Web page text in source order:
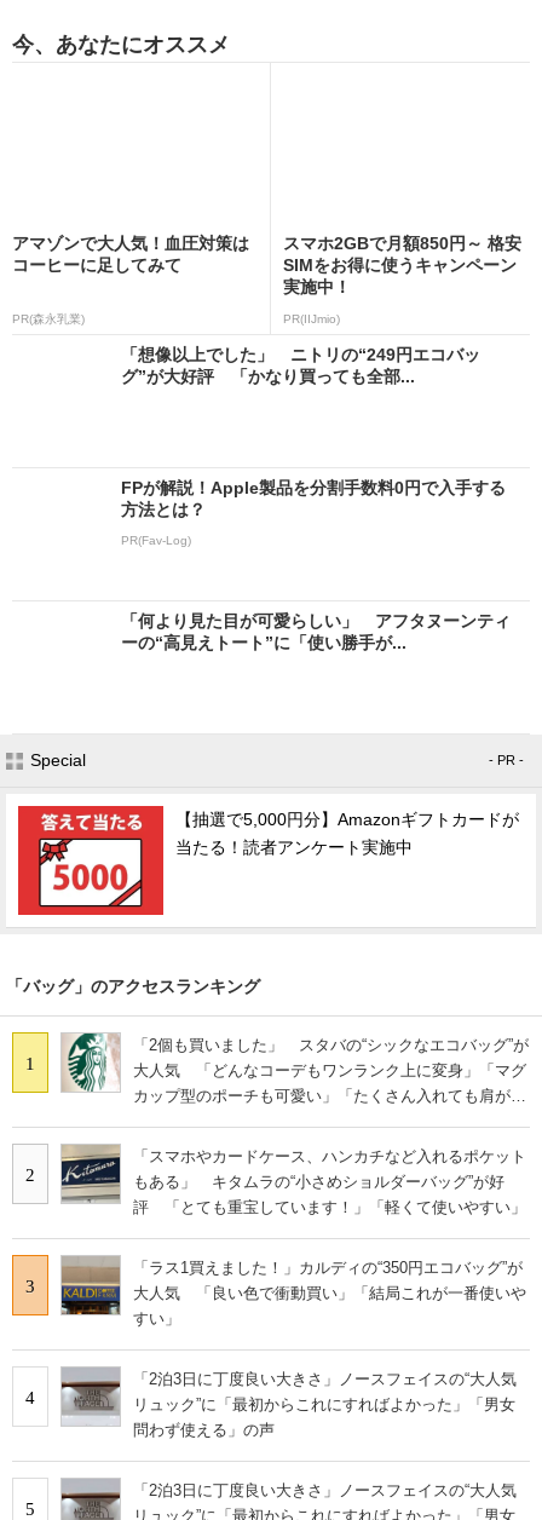
今、あなたにオススメ
アマゾンで大人気！血圧対策は
コーヒーに足してみて
PR(森永乳業)
スマホ2GBで月額850円～ 格安
SIMをお得に使うキャンペーン
実施中！
PR(IIJmio)
「想像以上でした」 ニトリの“249円エコバッ
グ”が大好評 「かなり買っても全部...
FPが解説！Apple製品を分割手数料0円で入手する
方法とは？
PR(Fav-Log)
「何より見た目が可愛らしい」 アフタヌーンティ
ーの“高見えトート”に「使い勝手が...
Special - PR -
【抽選で5,000円分】Amazonギフトカードが
当たる！読者アンケート実施中
「バッグ」のアクセスランキング
1
「2個も買いました」 スタバの“シックなエコバッグ”が
大人気 「どんなコーデもワンランク上に変身」「マグ
カップ型のポーチも可愛い」「たくさん入れても肩が痛
2
「スマホやカードケース、ハンカチなど入れるポケット
もある」 キタムラの“小さめショルダーバッグ”が好
評 「とても重宝しています！」「軽くて使いやすい」
3
「ラス1買えました！」カルディの“350円エコバッグ”が
大人気 「良い色で衝動買い」「結局これが一番使いや
すい」
4
「2泊3日に丁度良い大きさ」ノースフェイスの“大人気
リュック”に「最初からこれにすればよかった」「男女
問わず使える」の声
5
「2泊3日に丁度良い大きさ」ノースフェイスの“大人気
リュック”に「最初からこれにすればよかった」「男女